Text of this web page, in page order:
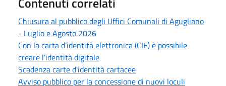
Chiusura al pubblico degli Uffici Comunali di Agugliano
- Luglio e Agosto 2026
Con la carta d’identità elettronica (CIE) è possibile
creare l’identità digitale
Scadenza carte d'identità cartacee
Avviso pubblico per la concessione di nuovi loculi